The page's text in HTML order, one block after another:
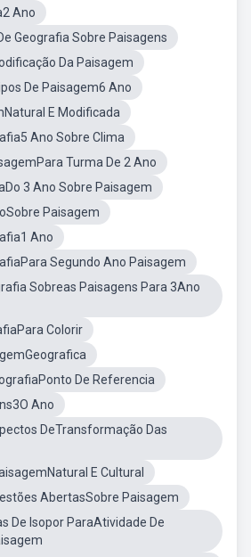
Ano
Geografia Sobre Paisagens
Da Paisagem
De Paisagem6 Ano
E Modificada
Ano Sobre Clima
Turma De 2 Ano
3 Ano Sobre Paisagem
Paisagem
Ano
Segundo Ano Paisagem
Sobreas Paisagens Para 3Ano
Colorir
De Referencia
Ano
DeTransformação Das
E Cultural
AbertasSobre Paisagem
De Isopor ParaAtividade De